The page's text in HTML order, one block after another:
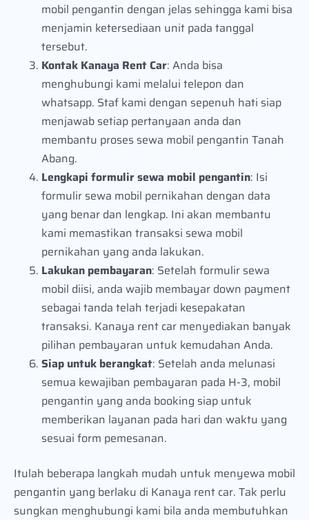
mobil pengantin dengan jelas sehingga kami bisa
menjamin ketersediaan unit pada tanggal
tersebut.
Kontak Kanaya Rent Car: Anda bisa
menghubungi kami melalui telepon dan
whatsapp. Staf kami dengan sepenuh hati siap
menjawab setiap pertanyaan anda dan
membantu proses sewa mobil pengantin Tanah
Abang.
Lengkapi formulir sewa mobil pengantin: Isi
formulir sewa mobil pernikahan dengan data
yang benar dan lengkap. Ini akan membantu
kami memastikan transaksi sewa mobil
pernikahan yang anda lakukan.
Lakukan pembayaran: Setelah formulir sewa
mobil diisi, anda wajib membayar down payment
sebagai tanda telah terjadi kesepakatan
transaksi. Kanaya rent car menyediakan banyak
pilihan pembayaran untuk kemudahan Anda.
Siap untuk berangkat: Setelah anda melunasi
semua kewajiban pembayaran pada H-3, mobil
pengantin yang anda booking siap untuk
memberikan layanan pada hari dan waktu yang
sesuai form pemesanan.
Itulah beberapa langkah mudah untuk menyewa mobil
pengantin yang berlaku di Kanaya rent car. Tak perlu
sungkan menghubungi kami bila anda membutuhkan